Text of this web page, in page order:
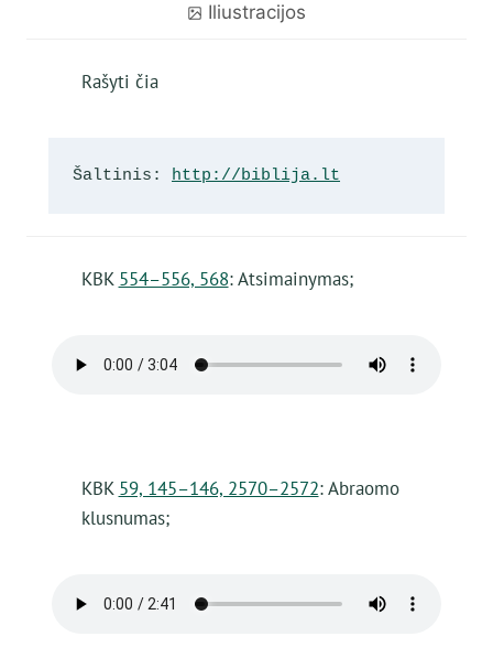
Iliustracijos
Rašyti čia
Šaltinis: http://biblija.lt
KBK 554–556, 568: Atsimainymas;
KBK 59, 145–146, 2570–2572: Abraomo
klusnumas;